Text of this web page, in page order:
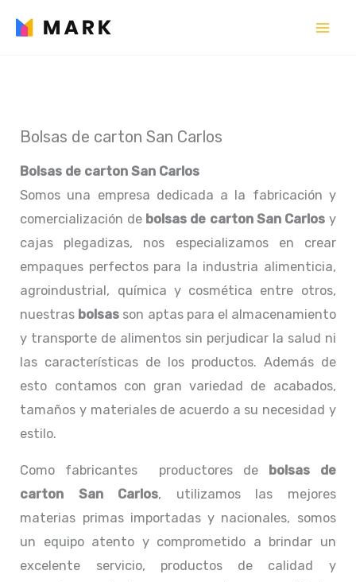
Bolsas de carton San Carlos
Bolsas de carton San Carlos
Somos una empresa dedicada a la fabricación y
comercialización de bolsas de carton San Carlos y
cajas plegadizas, nos especializamos en crear
empaques perfectos para la industria alimenticia,
agroindustrial, química y cosmética entre otros,
nuestras bolsas son aptas para el almacenamiento
y transporte de alimentos sin perjudicar la salud ni
las características de los productos. Además de
esto contamos con gran variedad de acabados,
tamaños y materiales de acuerdo a su necesidad y
estilo.
Como fabricantes productores de bolsas de
carton San Carlos, utilizamos las mejores
materias primas importadas y nacionales, somos
un equipo atento y comprometido a brindar un
excelente servicio, productos de calidad y